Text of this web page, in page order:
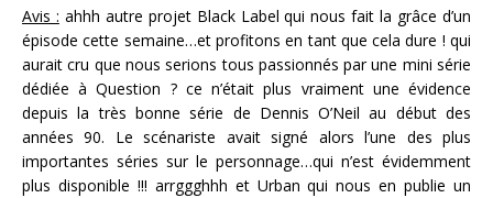
Avis : ahhh autre projet Black Label qui nous fait la grâce d’un
épisode cette semaine…et profitons en tant que cela dure ! qui
aurait cru que nous serions tous passionnés par une mini série
dédiée à Question ? ce n’était plus vraiment une évidence
depuis la très bonne série de Dennis O’Neil au début des
années 90. Le scénariste avait signé alors l’une des plus
importantes séries sur le personnage…qui n’est évidemment
plus disponible !!! arrggghhh et Urban qui nous en publie un